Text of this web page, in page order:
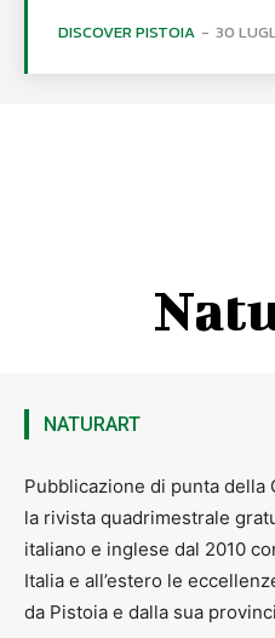
DISCOVER PISTOIA - 30
NATURART
Pubblicazione di punta della
la rivista quadrimestrale
italiano e inglese dal 2010
Italia e all’estero le
da Pistoia e dalla sua